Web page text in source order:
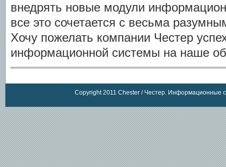
внедрять новые модули
все это сочетается с весьма
Хочу пожелать компании Честер
информационной системы на наше
Copyright 2011 Chester / Честер. Информационные